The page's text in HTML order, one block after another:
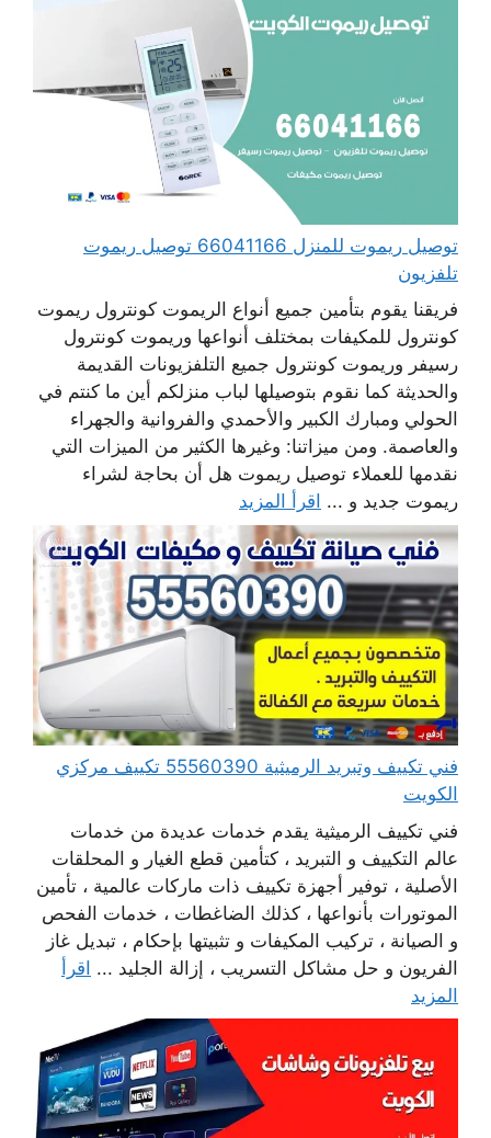
توصيل ريموت للمنزل 66041166 توصيل ريموت
تلفزيون
فريقنا يقوم بتأمين جميع أنواع الريموت كونترول ريموت
كونترول للمكيفات بمختلف أنواعها وريموت كونترول
رسيفر وريموت كونترول جميع التلفزيونات القديمة
والحديثة كما نقوم بتوصيلها لباب منزلكم أين ما كنتم في
الحولي ومبارك الكبير والأحمدي والفروانية والجهراء
والعاصمة. ومن ميزاتنا: وغيرها الكثير من الميزات التي
نقدمها للعملاء توصيل ريموت هل أن بحاجة لشراء
ريموت جديد و ... اقرأ المزيد
فني تكييف وتبريد الرميثية 55560390 تكييف مركزي
الكويت
فني تكييف الرميثية يقدم خدمات عديدة من خدمات
عالم التكييف و التبريد ، كتأمين قطع الغيار و المحلقات
الأصلية ، توفير أجهزة تكييف ذات ماركات عالمية ، تأمين
الموتورات بأنواعها ، كذلك الضاغطات ، خدمات الفحص
و الصيانة ، تركيب المكيفات و تثبيتها بإحكام ، تبديل غاز
الفريون و حل مشاكل التسريب ، إزالة الجليد ... اقرأ
المزيد